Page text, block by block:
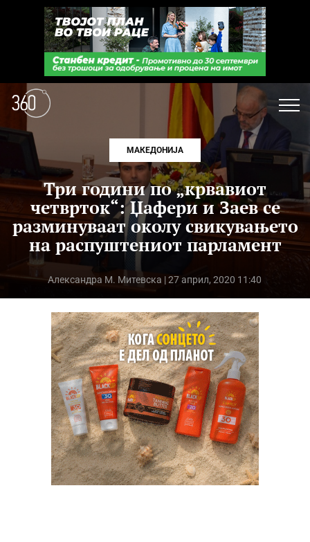
МАКЕДОНИЈА
Три години по „крвавиот
четврток“: Џафери и Заев се
разминуваат околу свикувањето
на распуштениот парламент
Александра М. Митевска | 27 април, 2020 11:40